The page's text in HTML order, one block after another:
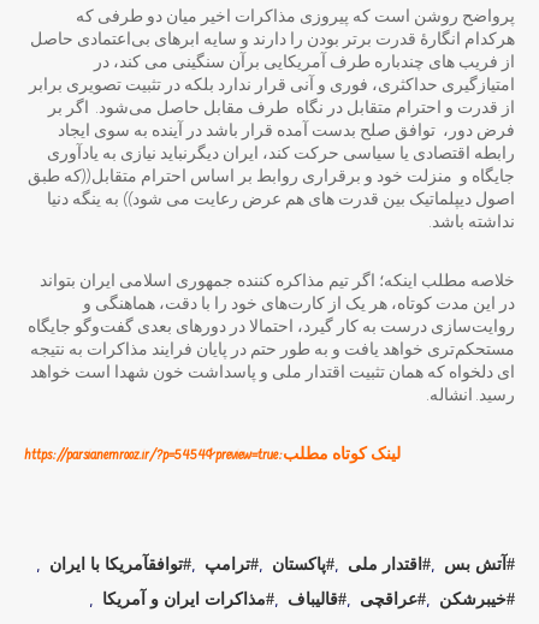
پرواضح روشن است که پیروزی مذاکرات اخیر میان دو طرفی که
هرکدام انگارۀ قدرت برتر بودن را دارند و سایه ابرهای بی‌اعتمادی حاصل
از فریب های چندباره طرف آمریکایی برآن سنگینی می کند، در
امتیازگیری حداکثری، فوری و آنی قرار ندارد بلکه در تثبیت تصویری برابر
از قدرت و احترام متقابل در نگاه طرف مقابل حاصل می‌شود. اگر بر
فرض دور، توافق صلح بدست آمده قرار باشد در آینده به سوی ایجاد
رابطه اقتصادی یا سیاسی حرکت کند، ایران دیگرنباید نیازی به یادآوری
جایگاه و منزلت خود و برقراری روابط بر اساس احترام متقابل((که طبق
اصول دیپلماتیک بین قدرت های هم عرض رعایت می شود)) به ینگه دنیا
نداشته باشد.
خلاصه مطلب اینکه؛ اگر تیم مذاکره کننده جمهوری اسلامی ایران بتواند
در این مدت کوتاه، هر یک از کارت‌های خود را با دقت، هماهنگی و
روایت‌سازی درست به کار گیرد، احتمالا در دورهای بعدی گفت‌وگو جایگاه
مستحکم‌تری خواهد یافت و به طور حتم در پایان فرایند مذاکرات به نتیجه
ای دلخواه که همان تثبیت اقتدار ملی و پاسداشت خون شهدا است خواهد
رسید. انشاله.
لینک کوتاه مطلب:https://parsianemrooz.ir/?p=5454&preview=true
آتش بس اقتدار ملی پاکستان ترامپ
توافقآمریکا با ایران
خیبرشکن
عراقچی قالیباف
مذاکرات ایران و آمریکا